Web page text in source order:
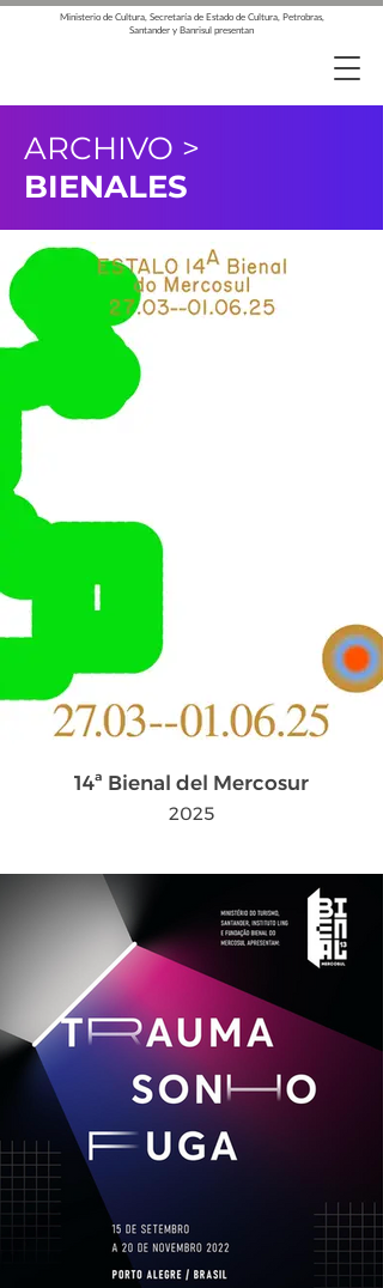
Ministerio de Cultura, Secretaría de Estado de Cultura, Petrobras,
Santander y Banrisul presentan
ARCHIVO >
BIENALES
14ª Bienal del Mercosur
2025